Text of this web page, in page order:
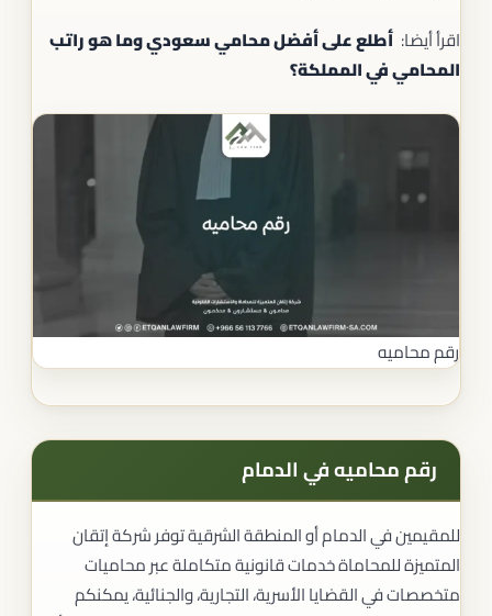
اقرأ أيضا: أطلع على أفضل محامي سعودي وما هو راتب
المحامي في المملكة؟
رقم محاميه
رقم محاميه في الدمام
للمقيمين في الدمام أو المنطقة الشرقية توفر شركة إتقان
المتميزة للمحاماة خدمات قانونية متكاملة عبر محاميات
متخصصات في القضايا الأسرية، التجارية، والجنائية، يمكنكم